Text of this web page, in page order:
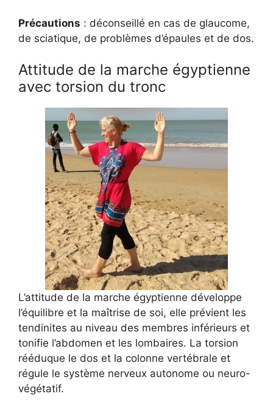
Précautions : déconseillé en cas de glaucome,
de sciatique, de problèmes d’épaules et de dos.
Attitude de la marche égyptienne
avec torsion du tronc
L’attitude de la marche égyptienne développe
l’équilibre et la maîtrise de soi, elle prévient les
tendinites au niveau des membres inférieurs et
tonifie l’abdomen et les lombaires. La torsion
rééduque le dos et la colonne vertébrale et
régule le système nerveux autonome ou neuro-
végétatif.